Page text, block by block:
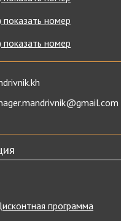
номер
номер
программа